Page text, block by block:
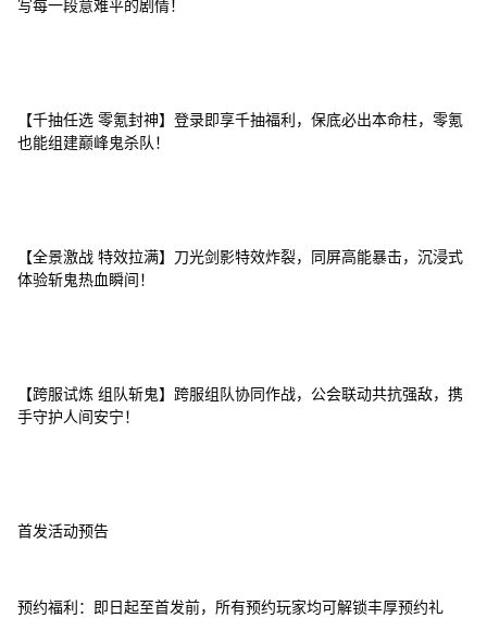
写每一段意难平的剧情！
【千抽任选 零氪封神】登录即享千抽福利，保底必出本命柱，零氪
也能组建巅峰鬼杀队！
【全景激战 特效拉满】刀光剑影特效炸裂，同屏高能暴击，沉浸式
体验斩鬼热血瞬间！
【跨服试炼 组队斩鬼】跨服组队协同作战，公会联动共抗强敌，携
手守护人间安宁！
首发活动预告
预约福利：即日起至首发前，所有预约玩家均可解锁丰厚预约礼